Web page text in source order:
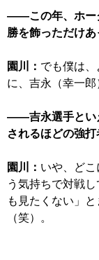
——この年、ホー
勝を飾っただけあ
園川： でも僕は
に、吉永（幸一郎
——吉永選手とい
されるほどの強打
園川： いや、ど
う気持ちで対戦
も見たくない」
（笑）。